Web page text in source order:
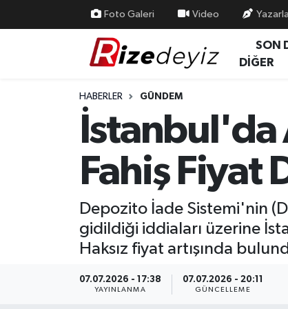
Foto Galeri Video
SON
DİĞER
HABERLER GÜNDEM
İstanbul'da
Fahiş Fiyat
Depozito İade Sistemi'nin
gidildiği iddiaları üzerine
Haksız fiyat artışında
07.07.2026 - 17:38
YAYINLANMA
07.07.2026 - 20:11
GÜNCELLEME
Yurttan Haberler
Ekonomi
Rize Nöbetçi Eczaneler
Rize Trafik Yoğunluk Haritası
Süper Lig Puan Durumu ve Fikstür
Son Dakika Haberleri